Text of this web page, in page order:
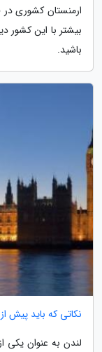
ارمنستان کشوری در
بیشتر با این کشور
باشید.
نکاتی که باید پیش
لندن به عنوان یکی